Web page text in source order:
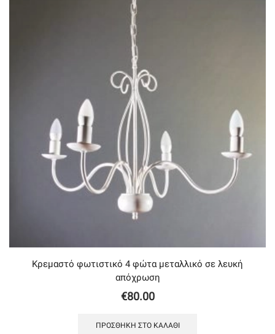
Κρεμαστό φωτιστικό 4 φώτα μεταλλικό σε λευκή
απόχρωση
€80.00
ΠΡΟΣΘΉΚΗ ΣΤΟ ΚΑΛΆΘΙ